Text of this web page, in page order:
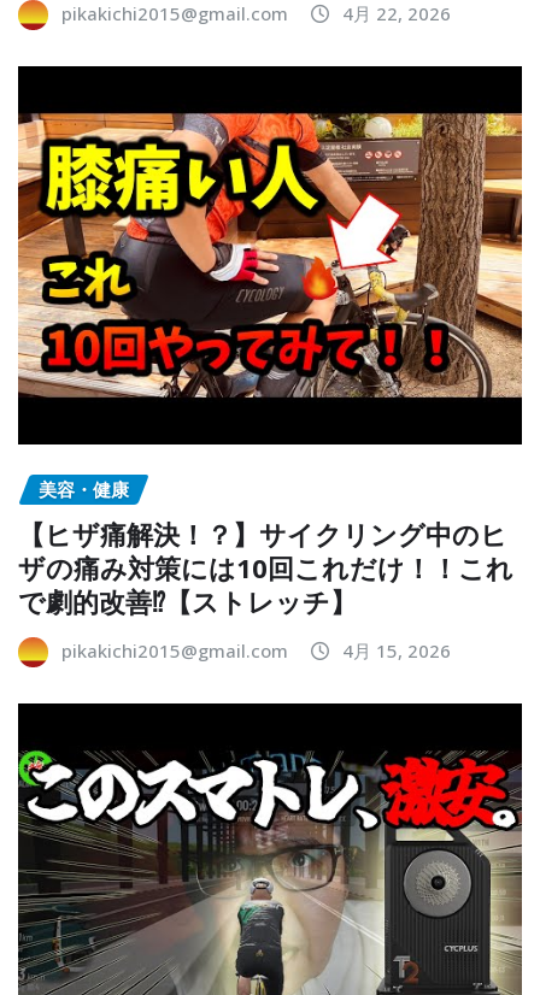
pikakichi2015@gmail.com 4月 22, 2026
美容・健康
【ヒザ痛解決！？】サイクリング中のヒ
ザの痛み対策には10回これだけ！！これ
で劇的改善⁉︎【ストレッチ】
pikakichi2015@gmail.com 4月 15, 2026